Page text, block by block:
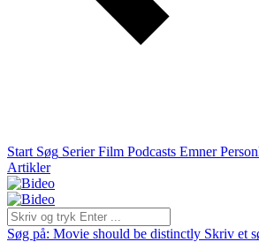
Start Søg Serier Film Podcasts Emner
Artikler
Søg på: Movie should be distinctly Skriv et